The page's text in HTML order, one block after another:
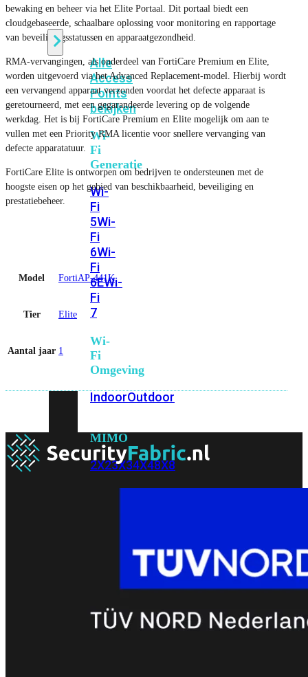
WiFi
Alle
Access
Points
bekijken
Wi-
Fi
Generatie
Wi-
Fi
5Wi-
Fi
6Wi-
Fi
6EWi-
Fi
7
Wi-
Fi
Omgeving
IndoorOutdoor
MIMO
2X23X34X48X8
FortiGate
Wi-
bewaking en beheer via het Elite Portaal. Dit portaal biedt een
cloudgebaseerde, schaalbare oplossing voor monitoring en rapportage
van beveiligingsstatussen en apparaatgezondheid.
RMA-vervangingen, als onderdeel van FortiCare Premium en Elite,
worden uitgevoerd via het Advanced Replacement-model. Hierbij wordt
een vervangend apparaat verzonden voordat het defecte apparaat is
geretourneerd, met een gegarandeerde levering op de volgende
werkdag. Het is bij FortiCare Premium en Elite mogelijk om aan te
vullen met een Priority RMA licentie voor snellere vervanging van
defecte apparatatuur.
FortiCare Elite is ontworpen om bedrijven te ondersteunen met de
hoogste eisen op het gebied van beschikbaarheid, beveiliging en
prestatiebeheer.
Model FortiAP-441K
Tier Elite
Aantal jaar 1